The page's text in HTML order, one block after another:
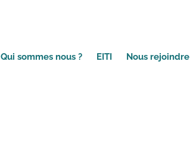
Qui sommes nous ? EITI Nous rejoindre